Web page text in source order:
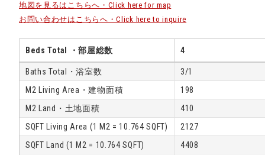
地図を見るはこちらへ・Click here for map
お問い合わせはこちらへ・Click here to inquire
Beds Total ・部屋総数 4
Baths Total・浴室数
3/1
M2 Living Area・建物面積
198
M2 Land・土地面積
410
SQFT Living Area (1 M2 = 10.764 SQFT)
2127
SQFT Land (1 M2 = 10.764 SQFT)
4408